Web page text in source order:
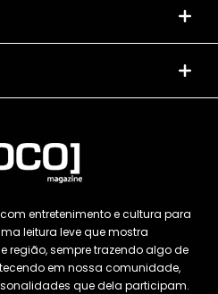
entretenimento e cultura para
leitura leve que mostra
região, sempre trazendo algo de
em nossa comunidade,
que dela participam.